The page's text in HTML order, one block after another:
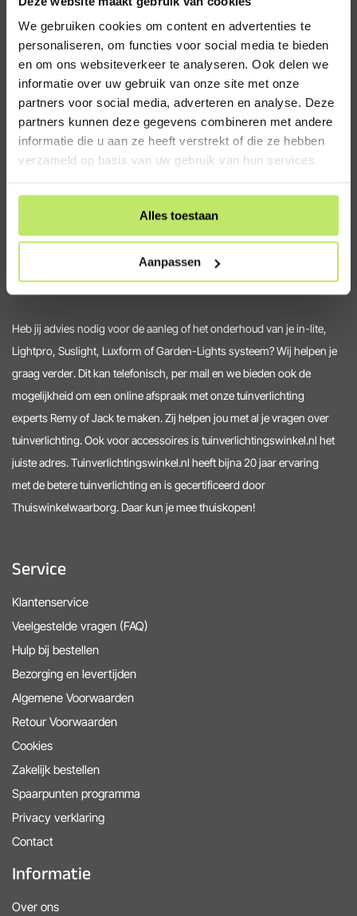
We gebruiken cookies om content en advertenties te
personaliseren, om functies voor social media te bieden
en om ons websiteverkeer te analyseren. Ook delen we
informatie over uw gebruik van onze site met onze
partners voor social media, adverteren en analyse. Deze
partners kunnen deze gegevens combineren met andere
informatie die u aan ze heeft verstrekt of die ze hebben
verzameld op basis van uw gebruik van hun services.
Alles toestaan
Aanpassen
De online specialist voor jouw
tuinverlichting
Tuinverlichtingswinkel.nl is hét adres voor slimme, kwalitatieve en
duurzame tuinverlichting. We leveren het hele jaar uit voorraad
vrijwel alle modellen van in-lite,Lightpro,Garden Lights,
en Suslight.
Heb jij advies nodig voor de aanleg of het onderhoud van je in-lite,
Lightpro, Suslight, Luxform of Garden-Lights systeem? Wij helpen je
graag verder. Dit kan telefonisch, per mail en we bieden ook de
mogelijkheid om een online afspraak met onze tuinverlichting
experts Remy of Jack te maken. Zij helpen jou met al je vragen over
tuinverlichting. Ook voor accessoires is tuinverlichtingswinkel.nl het
juiste adres. Tuinverlichtingswinkel.nl heeft bijna 20 jaar ervaring
met de betere tuinverlichting en is gecertificeerd door
Thuiswinkelwaarborg. Daar kun je mee thuiskopen!
Service
Klantenservice
Veelgestelde vragen (FAQ)
Hulp bij bestellen
Bezorging en levertijden
Algemene Voorwaarden
Retour Voorwaarden
Cookies
Zakelijk bestellen
Spaarpunten programma
Privacy verklaring
Contact
Informatie
Over ons